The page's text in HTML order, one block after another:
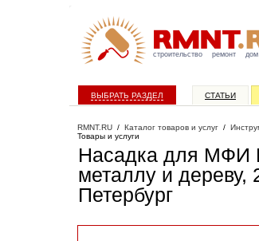
строительство ремонт
ВЫБРАТЬ РАЗДЕЛ СТАТЬИ
RMNT.RU / Каталог товаров и услуг /
Товары и услуги
Насадка для МФИ
металлу и
Петербург